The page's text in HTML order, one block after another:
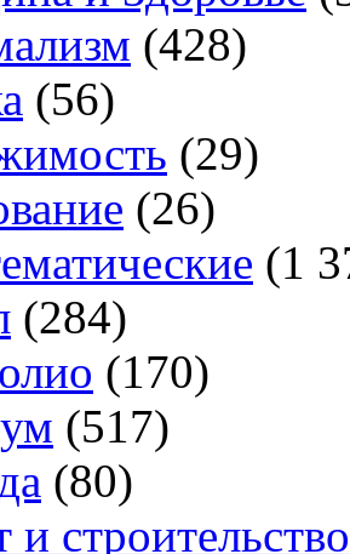
(428)
(56)
(29)
(26)
(1
(284)
(170)
(517)
(80)
и строительство